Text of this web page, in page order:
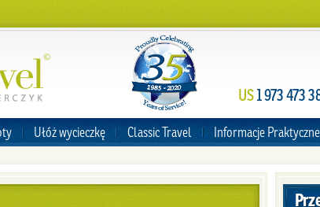
US1 973 473
Ułóż wycieczkę Classic Travel Informacje Praktyczne